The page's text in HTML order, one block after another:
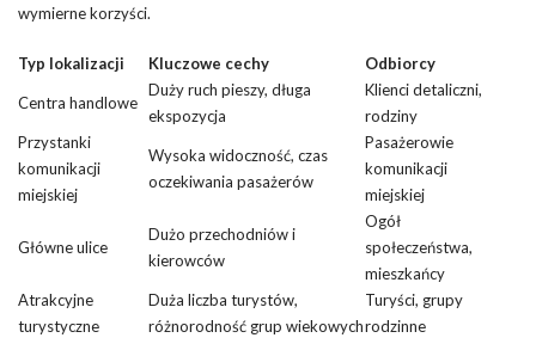
wymierne korzyści.
Typ lokalizacji Kluczowe cechy Odbiorcy
Centra handlowe
Duży ruch pieszy, długa
ekspozycja
Klienci detaliczni,
rodziny
Przystanki
komunikacji
miejskiej
Wysoka widoczność, czas
oczekiwania pasażerów
Pasażerowie
komunikacji
miejskiej
Główne ulice
Dużo przechodniów i
kierowców
Ogół
społeczeństwa,
mieszkańcy
Atrakcyjne
turystyczne
Duża liczba turystów,
różnorodność grup wiekowych
Turyści, grupy
rodzinne